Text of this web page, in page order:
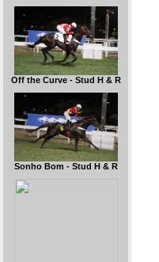
Off the Curve - Stud H & R
Sonho Bom - Stud H & R